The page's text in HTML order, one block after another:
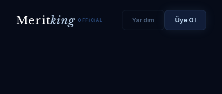
Meritking OFFICIAL Yardım Üye Ol